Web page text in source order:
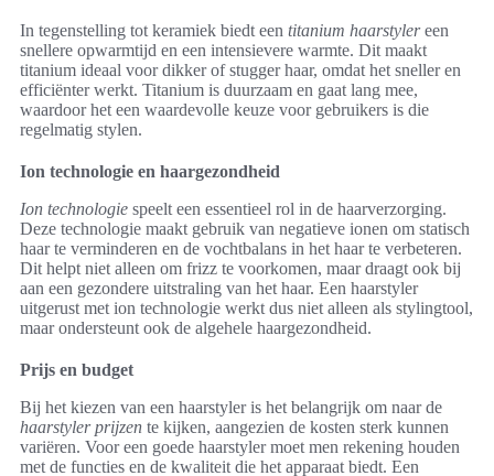
In tegenstelling tot keramiek biedt een titanium haarstylereen
snellere opwarmtijd en een intensievere warmte. Dit maakt
titanium ideaal voor dikker of stugger haar, omdat het sneller en
efficiënter werkt. Titanium is duurzaam en gaat lang mee,
waardoor het een waardevolle keuze voor gebruikers is die
regelmatig stylen.
Ion technologie en haargezondheid
Ion technologie speelt een essentieel rol in de haarverzorging.
Deze technologie maakt gebruik van negatieve ionen om statisch
haar te verminderen en de vochtbalans in het haar te verbeteren.
Dit helpt niet alleen om frizz te voorkomen, maar draagt ook bij
aan een gezondere uitstraling van het haar. Een haarstyler
uitgerust met ion technologie werkt dus niet alleen als stylingtool,
maar ondersteunt ook de algehele haargezondheid.
Prijs en budget
Bij het kiezen van een haarstyler is het belangrijk om naar de
haarstyler prijzen te kijken, aangezien de kosten sterk kunnen
variëren. Voor een goede haarstyler moet men rekening houden
met de functies en de kwaliteit die het apparaat biedt. Een